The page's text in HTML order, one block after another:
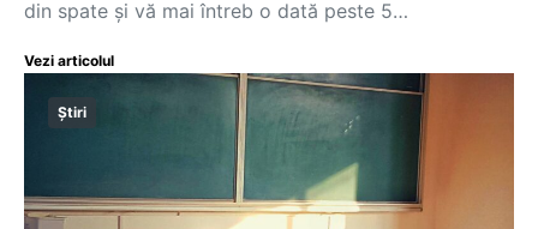
din spate şi vă mai întreb o dată peste 5…
Vezi articolul
Știri